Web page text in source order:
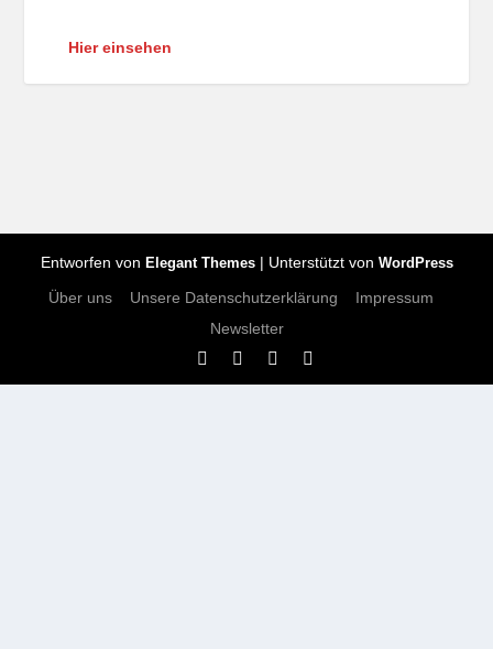
Hier einsehen
Entworfen von Elegant Themes| Unterstützt von WordPress
Über uns Unsere Datenschutzerklärung
Impressum
Newsletter